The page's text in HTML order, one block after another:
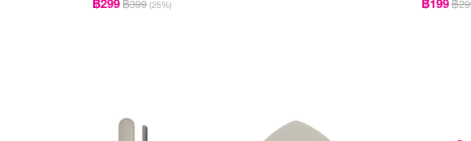
฿399 (25%) ฿